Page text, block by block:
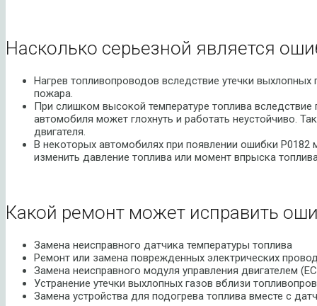
Насколько серьезной является
Нагрев топливопроводов вследствие утечки
пожара.
При слишком высокой температуре топлива вследствие
автомобиля может глохнуть и работать неустойчиво.
двигателя.
В некоторых автомобилях при появлении ошибки P0182
изменить давление топлива или момент впрыска
Какой ремонт может исправить
Замена неисправного датчика температуры топлива
Ремонт или замена поврежденных электрических
Замена неисправного модуля управления двигателем
Устранение утечки выхлопных газов вблизи
Замена устройства для подогрева топлива вместе с